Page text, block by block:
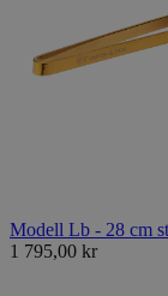
Modell Lb - 28 cm
1 795,00 kr